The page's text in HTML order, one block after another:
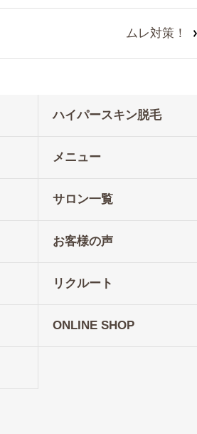
ムレ対策！
ハイパースキン脱毛
メニュー
サロン一覧
お客様の声
リクルート
ONLINE SHOP